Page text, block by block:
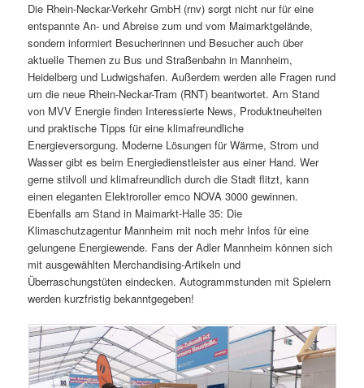
Die Rhein-Neckar-Verkehr GmbH (rnv) sorgt nicht nur für eine
entspannte An- und Abreise zum und vom Maimarktgelände,
sondern informiert Besucherinnen und Besucher auch über
aktuelle Themen zu Bus und Straßenbahn in Mannheim,
Heidelberg und Ludwigshafen. Außerdem werden alle Fragen rund
um die neue Rhein-Neckar-Tram (RNT) beantwortet. Am Stand
von MVV Energie finden Interessierte News, Produktneuheiten
und praktische Tipps für eine klimafreundliche
Energieversorgung. Moderne Lösungen für Wärme, Strom und
Wasser gibt es beim Energiedienstleister aus einer Hand. Wer
gerne stilvoll und klimafreundlich durch die Stadt flitzt, kann
einen eleganten Elektroroller emco NOVA 3000 gewinnen.
Ebenfalls am Stand in Maimarkt-Halle 35: Die
Klimaschutzagentur Mannheim mit noch mehr Infos für eine
gelungene Energiewende. Fans der Adler Mannheim können sich
mit ausgewählten Merchandising-Artikeln und
Überraschungstüten eindecken. Autogrammstunden mit Spielern
werden kurzfristig bekanntgegeben!